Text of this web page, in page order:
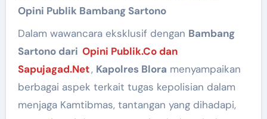
Opini Publik Bambang Sartono
Dalam wawancara eksklusif dengan Bambang
Sartono dari Opini Publik.Co dan
Sapujagad.Net, Kapolres Blora menyampaikan
berbagai aspek terkait tugas kepolisian dalam
menjaga Kamtibmas, tantangan yang dihadapi,